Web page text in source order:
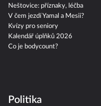
Neštovice: příznaky, léčba
V čem jezdí Yamal a Mesii?
Kvízy pro seniory
Kalendář úplňků 2026
Co je bodycount?
Politika